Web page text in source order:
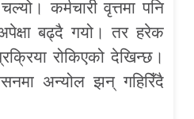
कर्मचारी वृत्तमा पनि
बढ्दै गयो। तर हरेक
रोकिएको देखिन्छ।
अन्योल झन् गहिरिँदै